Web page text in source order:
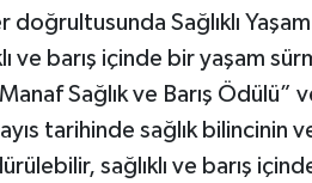
doğrultusunda Sağlıklı
ve barış içinde bir yaşam
Sağlık ve Barış Ödülü”
tarihinde sağlık bilincinin
sağlıklı ve barış